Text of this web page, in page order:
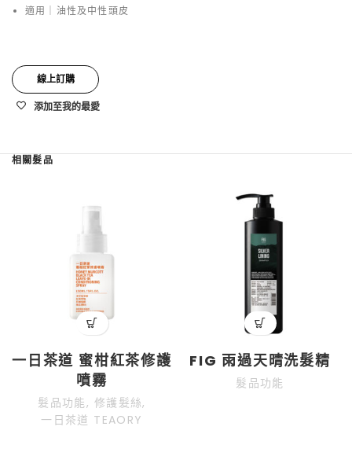
適用｜油性及中性頭皮
線上訂購
添加至我的最愛
一日茶道 蜜柑紅茶修護
噴霧
髮品功能, 修護髮絲,
一日茶道 TEAORY
FIG 雨過天晴洗髮精
髮品功能